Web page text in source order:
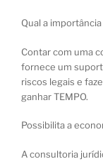
Qual a
Contar com uma
fornece um
riscos legais e
ganhar TEMPO.
Possibilita a
A consultoria